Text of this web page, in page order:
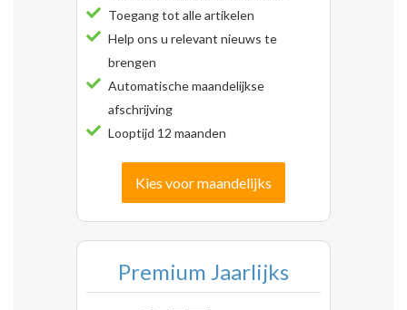
Toegang tot alle artikelen
Help ons u relevant nieuws te
brengen
Automatische maandelijkse
afschrijving
Looptijd 12 maanden
Kies voor maandelijks
Premium Jaarlijks